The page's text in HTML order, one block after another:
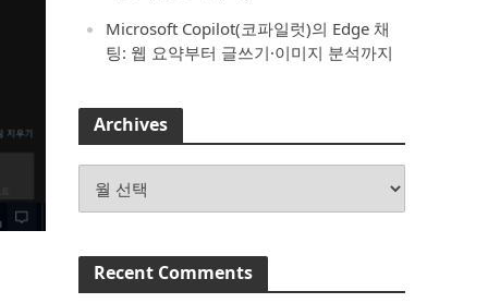
Microsoft Copilot(코파일럿)의 Edge 채
팅: 웹 요약부터 글쓰기·이미지 분석까지
Archives
Recent Comments